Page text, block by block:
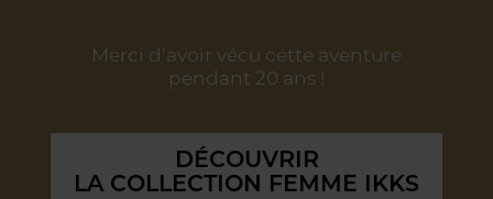
Merci d’avoir vécu cette aventure
pendant 20 ans !
DÉCOUVRIR
LA COLLECTION FEMME IKKS